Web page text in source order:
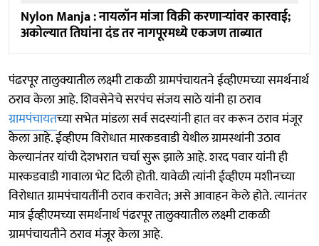
Nylon Manja : नायलॉन मांजा विक्री करणाऱ्यांवर कारवाई;
अकोल्यात तिघांना दंड तर नागपूरमध्ये एकजण ताब्यात
पंढरपूर तालुक्यातील लक्ष्मी टाकळी ग्रामपंचायतने ईव्हीएमच्या समर्थनार्थ
ठराव केला आहे. शिवसेनेचे सरपंच संजय साठे यांनी हा ठराव
ग्रामपंचायतच्या सभेत मांडला सर्व सदस्यांनी हात वर करून ठराव मंजूर
केला आहे. ईव्हीएम विरोधात मारकडवाडी येथील ग्रामस्थांनी उठाव
केल्यानंतर यांची देशभरात चर्चा सुरू झाले आहे. शरद पवार यांनी ही
मारकडवाडी गावाला भेट दिली‌ होती. यावेळी त्यांनी ईव्हीएम मशीनच्या
विरोधात ग्रामपंचायतींनी‌ ठराव‌ करावेत; असे आवाहन केले होते. त्यानंतर
मात्र ईव्हीएमच्या समर्थनार्थ पंढरपूर तालुक्यातील लक्ष्मी टाकळी
ग्रामपंचायतीने ठराव‌ मंजूर केला आहे.